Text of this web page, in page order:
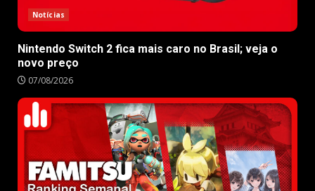
Notícias
Nintendo Switch 2 fica mais caro no Brasil; veja o
novo preço
07/08/2026